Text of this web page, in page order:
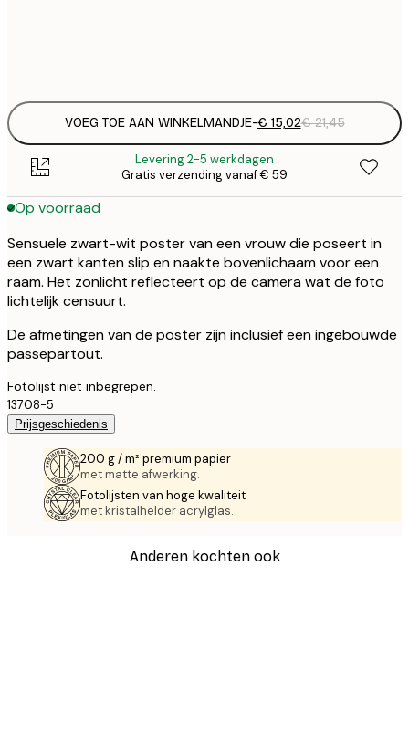
VOEG TOE AAN WINKELMANDJE-€ 15,02€ 21,45
Levering 2-5 werkdagen
Gratis verzending vanaf € 59
Op voorraad
Sensuele zwart-wit poster van een vrouw die poseert in
een zwart kanten slip en naakte bovenlichaam voor een
raam. Het zonlicht reflecteert op de camera wat de foto
lichtelijk censuurt.
De afmetingen van de poster zijn inclusief een ingebouwde
passepartout.
Fotolijst niet inbegrepen.
13708-5
Prijsgeschiedenis
200 g / m² premium papier
met matte afwerking.
Fotolijsten van hoge kwaliteit
met kristalhelder acrylglas.
Anderen kochten ook